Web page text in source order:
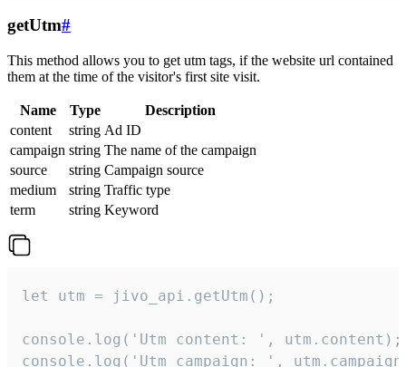
getUtm#
This method allows you to get utm tags, if the website url contained
them at the time of the visitor's first site visit.
Name Type
Description
content
string Ad ID
campaign string The name of the campaign
source
string Campaign source
medium
string Traffic type
term
string Keyword
let utm = jivo_api.getUtm();
console.log('Utm content: ', utm.content);
console.log('Utm campaign: ',